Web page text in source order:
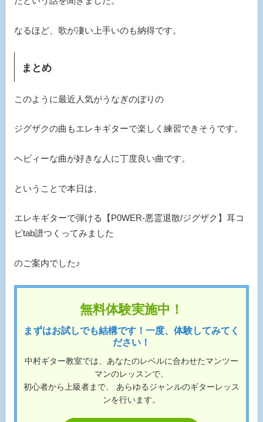
なるほど、歌が凄い上手いのも納得です。
まとめ
このように最近人気がうなぎのぼりの
ジグザクの曲もエレキギターで楽しく練習できそうです。
ヘビィーな曲が好きな人に丁度良い曲です。
ということで本日は、
エレキギターで弾ける【P0WER-悪霊退散/ジグザク】耳コ
ピtab譜つくってみました
のご案内でした♪
無料体験実施中！
まずはお試しでも結構です！一度、体験してみてく
ださい！
中村ギター教室では、あなたのレベルに合わせたマンツー
マンのレッスンで、
初心者から上級者まで、 あらゆるジャンルのギターレッス
ンを行います。